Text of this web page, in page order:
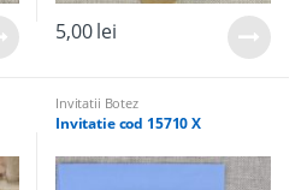
5,00lei
Invitatii Botez
Invitatie cod 15710 X